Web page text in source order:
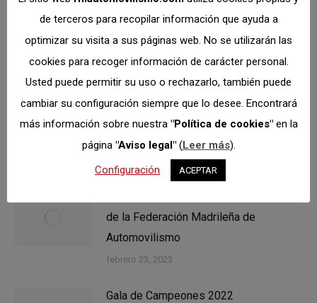
Publicación
siguiente:
Publicados los
Reglamentos de la
Temporada 2021
Related posts
de la Federación Madrileña de
Automovilismo
febrero 23, 2023
Gala de Campeones 2022
de terceros para recopilar información que ayuda a
optimizar su visita a sus páginas web. No se utilizarán las
cookies para recoger información de carácter personal.
Usted puede permitir su uso o rechazarlo, también puede
cambiar su configuración siempre que lo desee. Encontrará
más información sobre nuestra "Política de cookies"en la
página "Aviso legal"(Leer más).
Configuración
ACEPTAR